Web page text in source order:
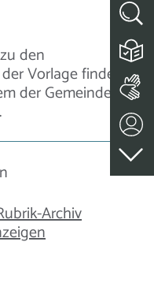
den
Vorlage finden
der Gemeinde
Archiv